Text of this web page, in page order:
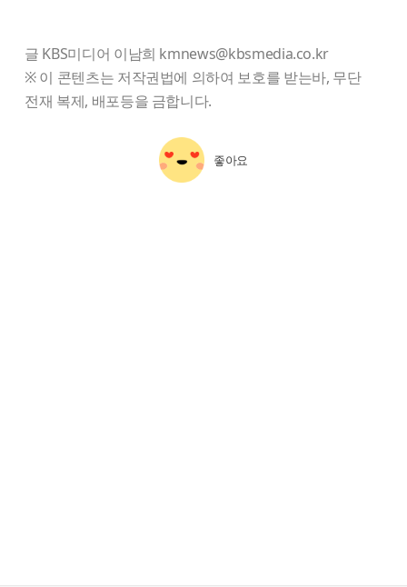
글 KBS미디어 이남희 kmnews@kbsmedia.co.kr
※ 이 콘텐츠는 저작권법에 의하여 보호를 받는바, 무단
전재 복제, 배포등을 금합니다.
좋아요